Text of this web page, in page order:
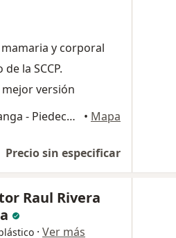
y corporal
la SCCP.
versión
Km 7 Autopista Bucaramanga - Piedecuesta, Bucaramanga
• Mapa
Precio sin especificar
Raul Rivera
· Ver más